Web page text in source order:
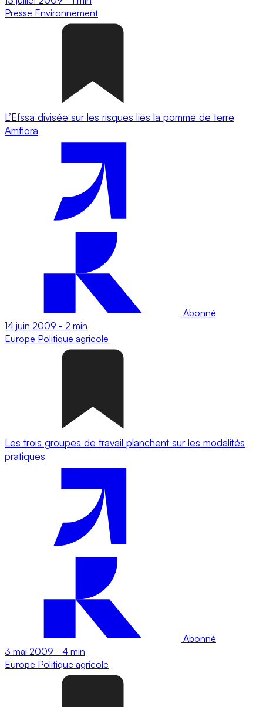
Presse Environnement
L’Efssa divisée sur les risques liés la pomme de terre
Amflora
Abonné
14 juin 2009 - 2 min
Europe Politique agricole
Les trois groupes de travail planchent sur les modalités
pratiques
Abonné
3 mai 2009 - 4 min
Europe Politique agricole